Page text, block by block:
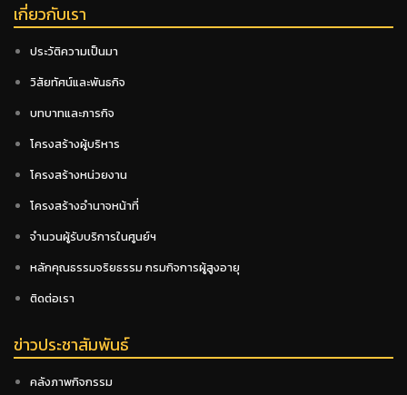
เกี่ยวกับเรา
ประวัติความเป็นมา
วิสัยทัศน์และพันธกิจ
บทบาทและภารกิจ
โครงสร้างผู้บริหาร
โครงสร้างหน่วยงาน
โครงสร้างอำนาจหน้าที่
จำนวนผู้รับบริการในศูนย์ฯ
หลักคุณธรรมจริยธรรม กรมกิจการผู้สูงอายุ
ติดต่อเรา
ข่าวประชาสัมพันธ์
คลังภาพกิจกรรม